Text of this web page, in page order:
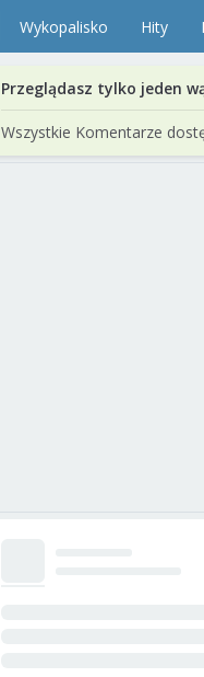
Wykopalisko Hity
Przeglądasz tylko jeden
Wszystkie Komentarze